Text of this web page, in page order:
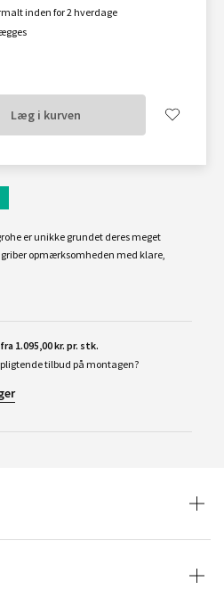
inden for 2 hverdage
Læg i kurven
er unikke grundet deres meget
griber opmærksomheden med klare,
1.095,00 kr. pr. stk.
tilbud på montagen?